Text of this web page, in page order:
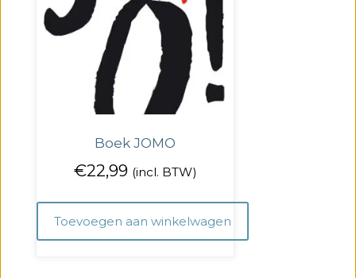
Boek JOMO
€22,99 (incl. BTW)
Toevoegen aan winkelwagen